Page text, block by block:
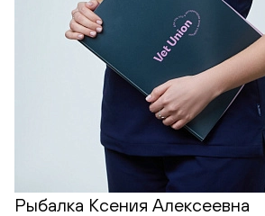
Рыбалка Ксения Алексеевна